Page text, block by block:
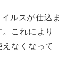
ルスが仕込ま
これにより
なくなって